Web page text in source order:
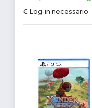
€ Log-in necessario